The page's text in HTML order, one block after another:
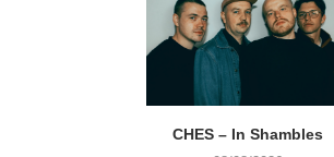
CHES – In Shambles